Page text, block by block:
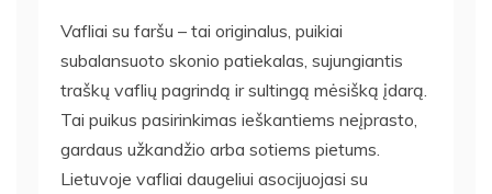
Vafliai su faršu – tai originalus, puikiai
subalansuoto skonio patiekalas, sujungiantis
traškų vaflių pagrindą ir sultingą mėsišką įdarą.
Tai puikus pasirinkimas ieškantiems neįprasto,
gardaus užkandžio arba sotiems pietums.
Lietuvoje vafliai daugeliui asocijuojasi su